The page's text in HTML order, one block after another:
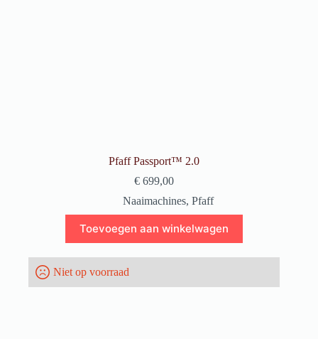
Pfaff Passport™ 2.0
€ 699,00
Naaimachines,Pfaff
Toevoegen aan winkelwagen
Niet op voorraad